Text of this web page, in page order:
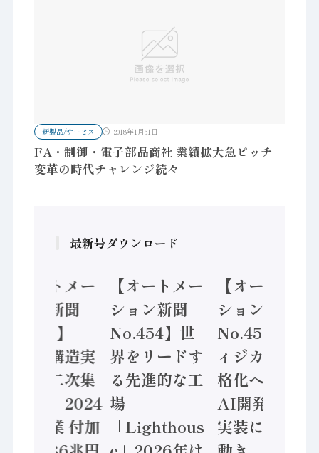
新製品/サービス 2018年1月31日
FA・制御・電子部品商社 業績拡大急ピッチ
変革の時代チャレンジ続々
最新号ダウンロード
【オートメー
ション新聞
No.455】
「経済構造実
態調査二次集
計結果」2024
年製造業 付加
【オートメー
ション新聞
No.454】世
界をリードす
る先進的な工
場
「Lighthous
【オートメー
ション新聞
No.453】フ
ィジカルAI本
格化へ 国産
AI開発や社会
実装に活発な